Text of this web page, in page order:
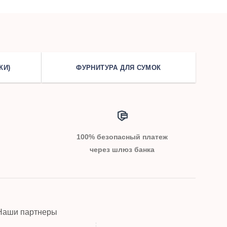
ФУРНИТУРА ДЛЯ СУМОК
100% безопасный платеж
через шлюз банка
партнеры